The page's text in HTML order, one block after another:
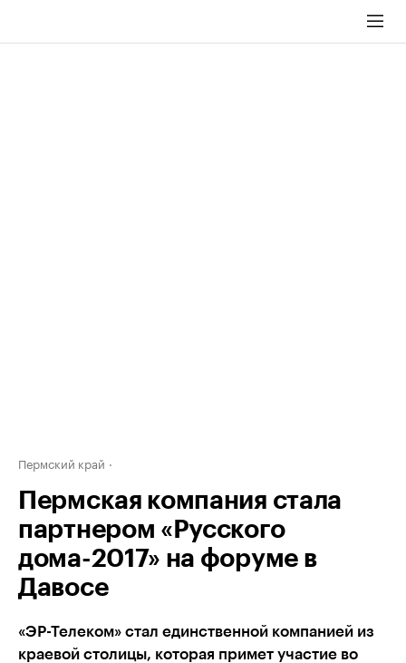
Пермский край
Пермская компания стала
партнером «Русского
дома-2017» на форуме в
Давосе
«ЭР-Телеком» стал единственной компанией из
краевой столицы, которая примет участие во